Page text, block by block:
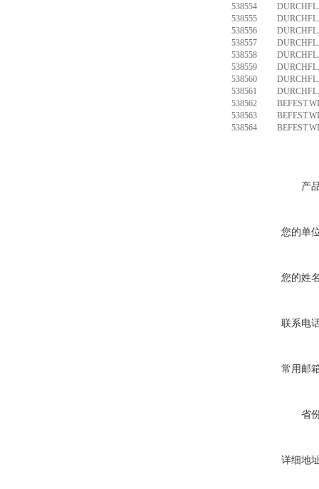
538554
538555
538556
538557
538558
538559
538560
538561
538562
538563
538564
产
您的单
您的姓
联系电
常用邮
省
详细地